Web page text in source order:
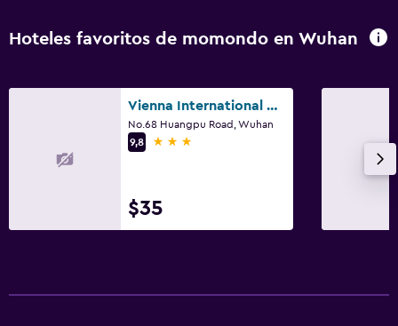
Hoteles favoritos de momondo en Wuhan
Vienna International Hotel (Wuhan Yangtze River 2nd Bridge Hankou Jiangtan)
No.68 Huangpu Road, Wuhan
9,8
3 estrellas
$35